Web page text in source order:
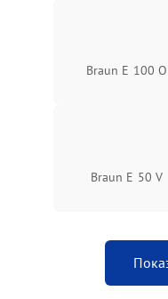
Braun E 100 O
Braun E 50 V